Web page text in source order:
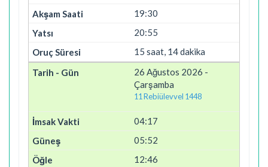
19:30
20:55
15 saat, 14 dakika
26 Ağustos 2026 -
Çarşamba
11 Rebiülevvel 1448
04:17
05:52
12:46